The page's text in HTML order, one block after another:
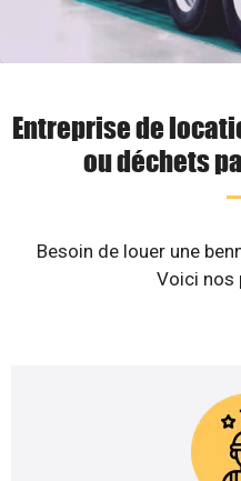
Entreprise de
ou déchets
Besoin de louer une
Voici nos